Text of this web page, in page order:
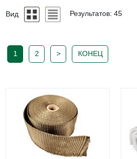
Вид Результатов: 45
1 2 > КОНЕЦ